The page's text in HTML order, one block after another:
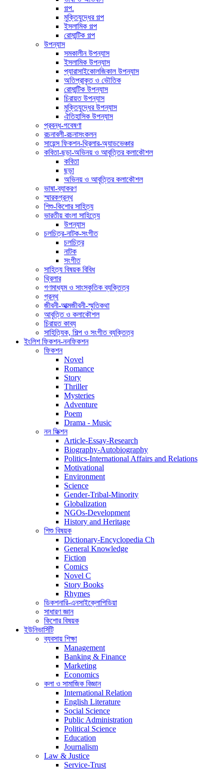
গল্প.
মুক্তিযুদ্ধের গল্প
ইসলামিক গল্প
রোমান্টিক গল্প
উপন্যাস
সমকালীন উপন্যাস
ইসলামিক উপন্যাস
প্যারাসাইকোলজিকাল উপন্যাস
অতিপ্রাকৃত ও ভৌতিক
রোমান্টিক উপন্যাস
চিরায়ত উপন্যাস
মুক্তিযুদ্ধের উপন্যাস
ঐতিহাসিক উপন্যাস
প্রবন্ধ-গবেষণা
রচনাবলী-রচনাসংকলন
সায়েন্স ফিকশন-থ্রিলার-অ্যাডভেঞ্চার
কবিতা-ছড়া-অভিনয় ও আবৃত্তির কলাকৌশল
কবিতা
ছড়া
অভিনয় ও আবৃত্তির কলাকৌশল
ভাষা-ব্যাকরণ
স্মারকগ্রন্থ
শিশু-কিশোর সাহিত্য
ভারতীয় বাংলা সাহিত্যে
উপন্যাস
চলচিত্র-নাটক-সংগীত
চলচিত্র
নাটক
সংগীত
সাহিত্য বিষয়ক বিবিধ
থ্রিলার
গণমাধ্যম ও সাংস্কৃতিক ব্যক্তিত্ব
গ্রন্থ
জীবনী-আত্মজীবনী-স্মৃতিকথা
আবৃত্তি ও কলাকৌশল
চিরায়ত কাব্য
সাহিত্যিক, শিল্প ও সংগীত ব্যক্তিত্ব
ইংলিশ ফিকশন-ননফিকশন
ফিকশন
Novel
Romance
Story
Thriller
Mysteries
Adventure
Poem
Drama - Music
নন ফিক্শন
Article-Essay-Research
Biography-Autobiography
Politics-International Affairs and Relations
Motivational
Environment
Science
Gender-Tribal-Minority
Globalization
NGOs-Development
History and Heritage
শিশু বিষয়ক
Dictionary-Encyclopedia Ch
General Knowledge
Fiction
Comics
Novel C
Story Books
Rhymes
ডিকশনারি-এনসাইক্লোপিডিয়া
সাধারণ জ্ঞান
কিশোর বিষয়ক
ইউনিভার্সিটি
ব্যবসায় শিক্ষা
Management
Banking & Finance
Marketing
Economics
কলা ও সামাজিক বিজ্ঞান
International Relation
English Literature
Social Science
Public Administration
Political Science
Education
Journalism
Law & Justice
Service-Trust